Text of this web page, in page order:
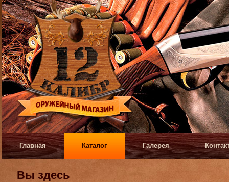
Главная Каталог Галерея
Вы здесь